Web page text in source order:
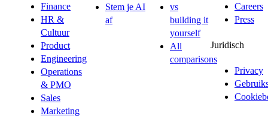
Finance
HR &
Cultuur
Product
Engineering
Operations
& PMO
Sales
Marketing
Stem je AI
af
vs
building it
yourself
All
comparisons
Careers
Press
Juridisch
Privacy